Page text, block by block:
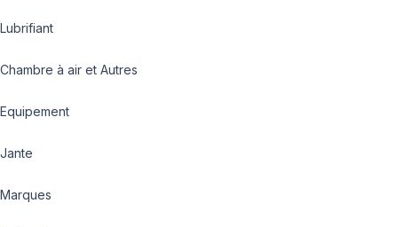
Lubrifiant
Chambre à air et Autres
Equipement
Jante
Marques